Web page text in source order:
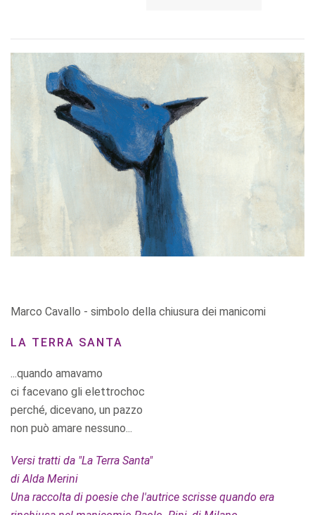
Marco Cavallo - simbolo della chiusura dei manicomi
LA TERRA SANTA
...quando amavamo
ci facevano gli elettrochoc
perché, dicevano, un pazzo
non può amare nessuno...
Versi tratti da "La Terra Santa"
di Alda Merini
Una raccolta di poesie che l'autrice scrisse quando era